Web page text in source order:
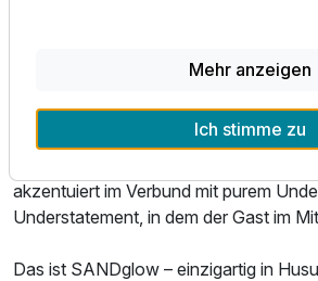
im Leben. Das sind
unseres Meeres spürbar machen, das
Entspannungsmomente.
akzentuiert im Verbund mit purem
Understatement, in dem der Gast im
Das ist SANDglow – einzigartig in
Mehr anzeigen
Ich stimme zu